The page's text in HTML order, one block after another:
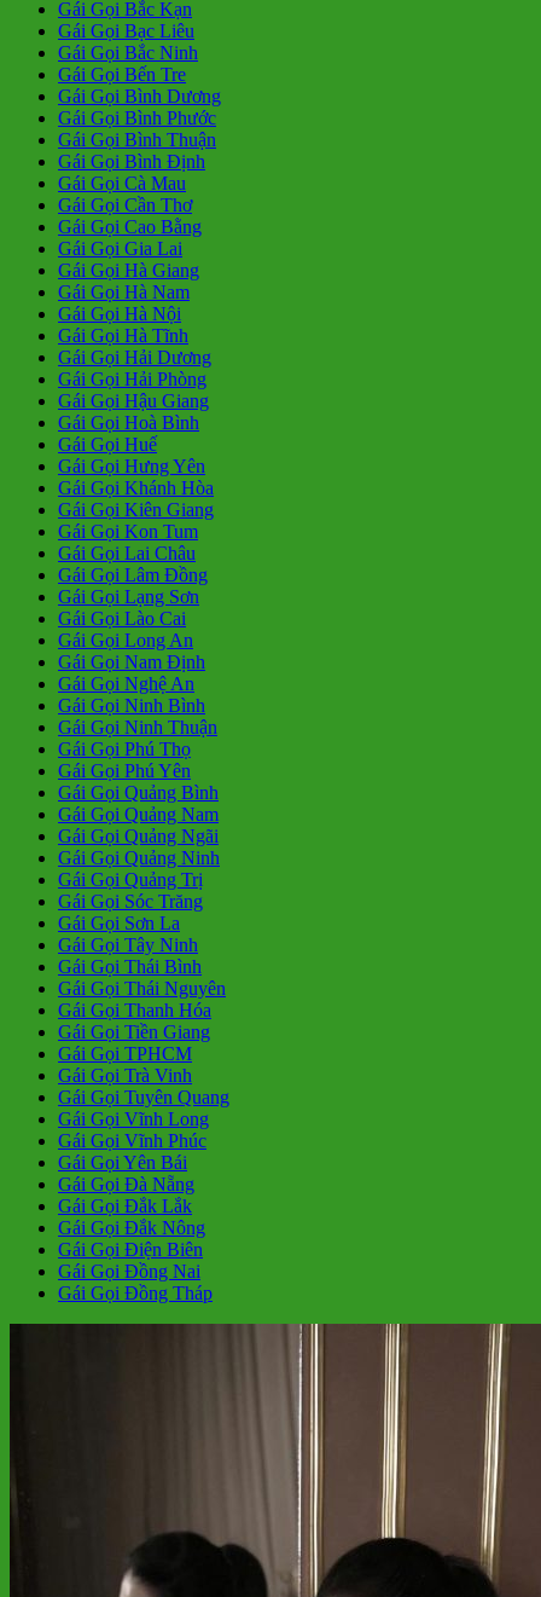
Gái Gọi Bắc Kạn
Gái Gọi Bạc Liêu
Gái Gọi Bắc Ninh
Gái Gọi Bến Tre
Gái Gọi Bình Dương
Gái Gọi Bình Phước
Gái Gọi Bình Thuận
Gái Gọi Bình Định
Gái Gọi Cà Mau
Gái Gọi Cần Thơ
Gái Gọi Cao Bằng
Gái Gọi Gia Lai
Gái Gọi Hà Giang
Gái Gọi Hà Nam
Gái Gọi Hà Nội
Gái Gọi Hà Tĩnh
Gái Gọi Hải Dương
Gái Gọi Hải Phòng
Gái Gọi Hậu Giang
Gái Gọi Hoà Bình
Gái Gọi Huế
Gái Gọi Hưng Yên
Gái Gọi Khánh Hòa
Gái Gọi Kiên Giang
Gái Gọi Kon Tum
Gái Gọi Lai Châu
Gái Gọi Lâm Đồng
Gái Gọi Lạng Sơn
Gái Gọi Lào Cai
Gái Gọi Long An
Gái Gọi Nam Định
Gái Gọi Nghệ An
Gái Gọi Ninh Bình
Gái Gọi Ninh Thuận
Gái Gọi Phú Thọ
Gái Gọi Phú Yên
Gái Gọi Quảng Bình
Gái Gọi Quảng Nam
Gái Gọi Quảng Ngãi
Gái Gọi Quảng Ninh
Gái Gọi Quảng Trị
Gái Gọi Sóc Trăng
Gái Gọi Sơn La
Gái Gọi Tây Ninh
Gái Gọi Thái Bình
Gái Gọi Thái Nguyên
Gái Gọi Thanh Hóa
Gái Gọi Tiền Giang
Gái Gọi TPHCM
Gái Gọi Trà Vinh
Gái Gọi Tuyên Quang
Gái Gọi Vĩnh Long
Gái Gọi Vĩnh Phúc
Gái Gọi Yên Bái
Gái Gọi Đà Nẵng
Gái Gọi Đắk Lắk
Gái Gọi Đắk Nông
Gái Gọi Điện Biên
Gái Gọi Đồng Nai
Gái Gọi Đồng Tháp